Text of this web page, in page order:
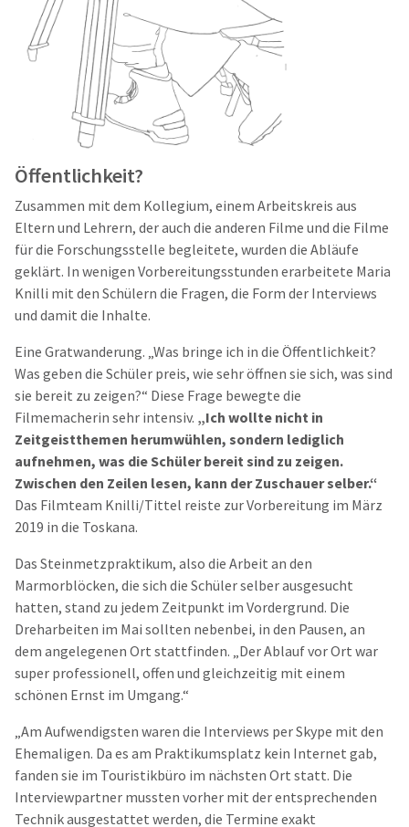
Öffentlichkeit?
Zusammen mit dem Kollegium, einem Arbeitskreis aus
Eltern und Lehrern, der auch die anderen Filme und die Filme
für die Forschungsstelle begleitete, wurden die Abläufe
geklärt. In wenigen Vorbereitungsstunden erarbeitete Maria
Knilli mit den Schülern die Fragen, die Form der Interviews
und damit die Inhalte.
Eine Gratwanderung. „Was bringe ich in die Öffentlichkeit?
Was geben die Schüler preis, wie sehr öffnen sie sich, was sind
sie bereit zu zeigen?“ Diese Frage bewegte die
Filmemacherin sehr intensiv. „Ich wollte nicht in
Zeitgeistthemen herumwühlen, sondern lediglich
aufnehmen, was die Schüler bereit sind zu zeigen.
Zwischen den Zeilen lesen, kann der Zuschauer selber.“
Das Filmteam Knilli/Tittel reiste zur Vorbereitung im März
2019 in die Toskana.
Das Steinmetzpraktikum, also die Arbeit an den
Marmorblöcken, die sich die Schüler selber ausgesucht
hatten, stand zu jedem Zeitpunkt im Vordergrund. Die
Dreharbeiten im Mai sollten nebenbei, in den Pausen, an
dem angelegenen Ort stattfinden. „Der Ablauf vor Ort war
super professionell, offen und gleichzeitig mit einem
schönen Ernst im Umgang.“
„Am Aufwendigsten waren die Interviews per Skype mit den
Ehemaligen. Da es am Praktikumsplatz kein Internet gab,
fanden sie im Touristikbüro im nächsten Ort statt. Die
Interviewpartner mussten vorher mit der entsprechenden
Technik ausgestattet werden, die Termine exakt